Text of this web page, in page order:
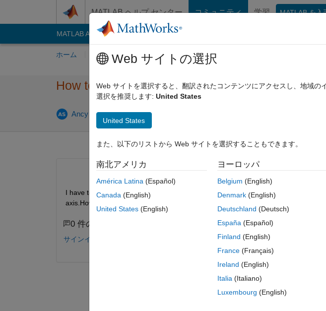
MATLAB ヘルプ センター コミュニティ 学習 MATLAB を入
MATLAB Answers File Exchange
ホーム 質問する 回答 閲覧 MATLAB に関する FAQ
How to plot a graph with a set of updated
Ancy S G 2022 2 月 17
I have to plot a graph with number of iterations on the x axis and the updated
axis.How to plot this?
0 件のコメント
サインインしてコメントする。
Web サイトの選択
Web サイトを選択すると、翻訳されたコンテンツにアクセスし、地域
選択を推奨します: United States
United States
また、以下のリストから Web サイトを選択することもできます。
南北アメリカ
América Latina (Español)
Canada (English)
United States (English)
ヨーロッパ
Belgium (English)
Denmark (English)
Deutschland (Deutsch)
España (Español)
Finland (English)
France (Français)
Ireland (English)
Italia (Italiano)
Luxembourg (English)